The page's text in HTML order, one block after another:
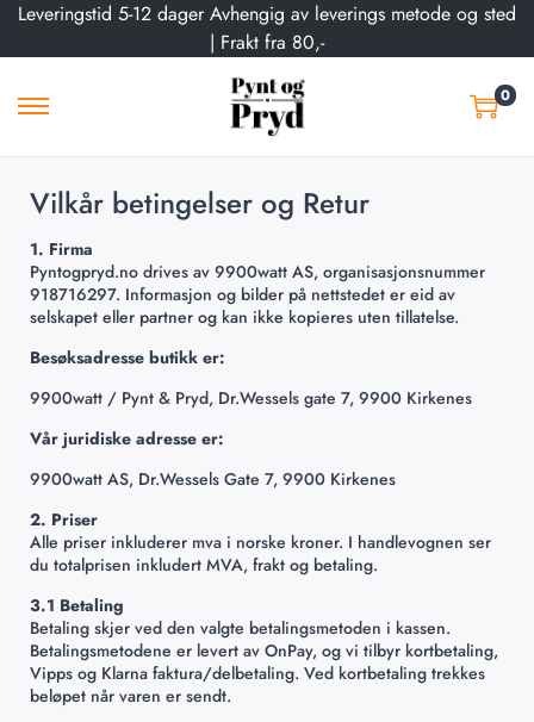
Leveringstid 5-12 dager Avhengig av leverings metode og sted
| Frakt fra 80,-
0
Vilkår betingelser og Retur
1. Firma
Pyntogpryd.no drives av 9900watt AS, organisasjonsnummer
918716297. Informasjon og bilder på nettstedet er eid av
selskapet eller partner og kan ikke kopieres uten tillatelse.
Besøksadresse butikk er:
9900watt / Pynt & Pryd, Dr.Wessels gate 7, 9900 Kirkenes
Vår juridiske adresse er:
9900watt AS, Dr.Wessels Gate 7, 9900 Kirkenes
2. Priser
Alle priser inkluderer mva i norske kroner. I handlevognen ser
du totalprisen inkludert MVA, frakt og betaling.
3.1 Betaling
Betaling skjer ved den valgte betalingsmetoden i kassen.
Betalingsmetodene er levert av OnPay, og vi tilbyr kortbetaling,
Vipps og Klarna faktura/delbetaling. Ved kortbetaling trekkes
beløpet når varen er sendt.